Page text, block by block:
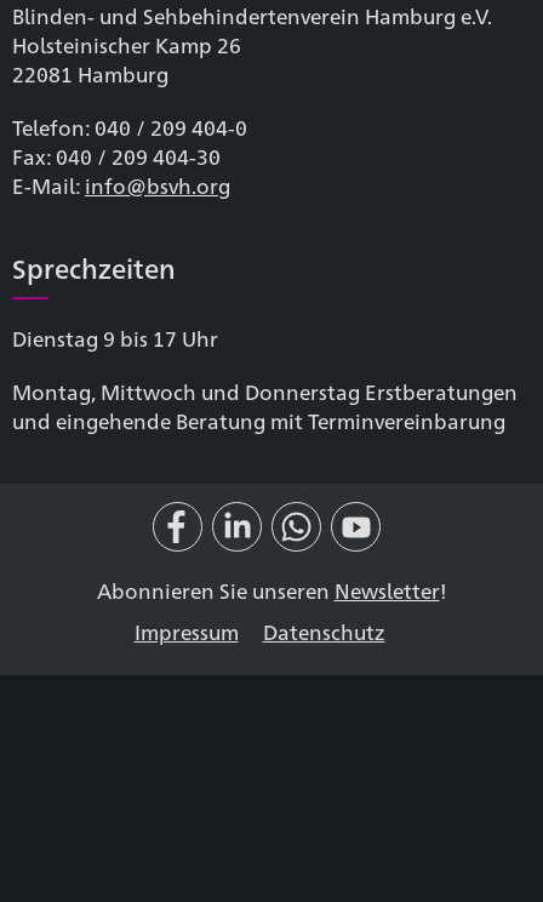
Blinden- und Sehbehinderten­verein Hamburg e.V.
Holsteinischer Kamp 26
22081 Hamburg
Telefon: 040 / 209 404-0
Fax: 040 / 209 404-30
E-Mail: info@bsvh.org
Sprechzeiten
Dienstag 9 bis 17 Uhr
Montag, Mittwoch und Donnerstag Erstberatungen
und eingehende Beratung mit Terminvereinbarung
Abonnieren Sie unseren Newsletter!
Impressum
Datenschutz